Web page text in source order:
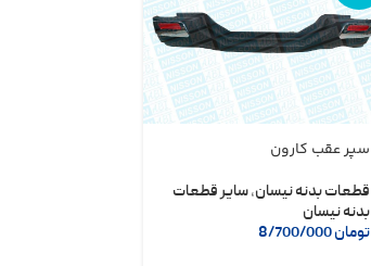
سپر عقب کارون
قطعات بدنه نیسان,سایر قطعات
بدنه نیسان
تومان